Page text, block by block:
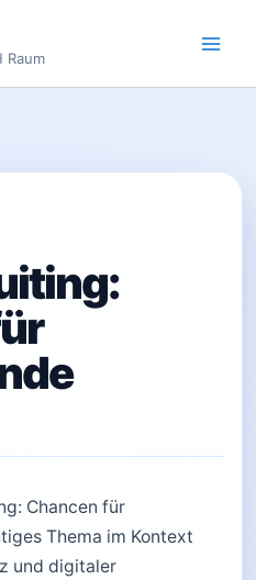
Raum
Chancen für
Thema im Kontext
und digitaler